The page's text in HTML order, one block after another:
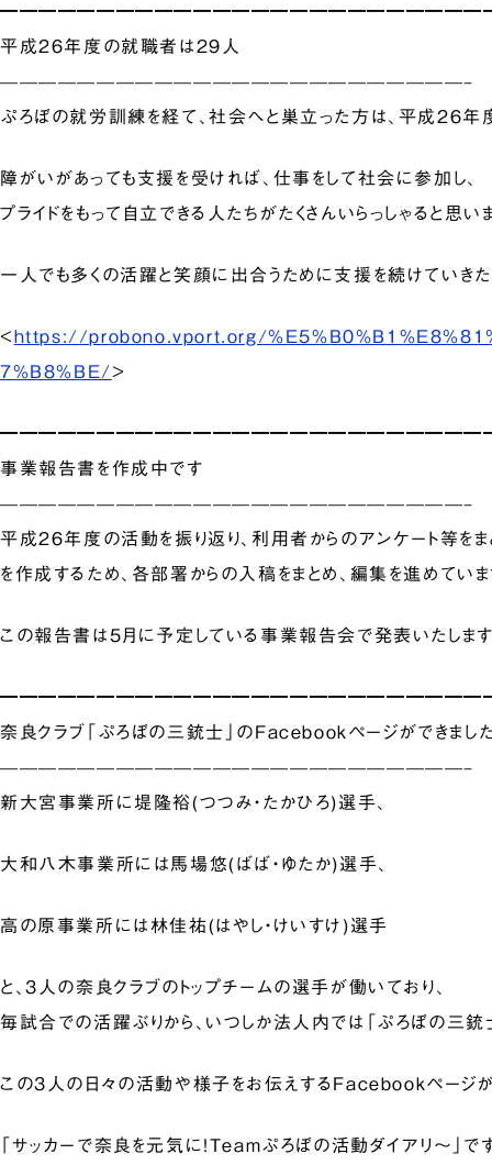
平成26年度の就職者は29人
————————————————————————–
ぷろぼの就労訓練を経て、社会へと巣立った方は、平成26年
障がいがあっても支援を受ければ、仕事をして社会に参加し、
プライドをもって自立できる人たちがたくさんいらっしゃると思い
一人でも多くの活躍と笑顔に出合うために支援を続けていきた
<https://probono.vport.org/
7%B8%BE/>
事業報告書を作成中です
————————————————————————–
平成26年度の活動を振り返り、利用者からのアンケート等を
を作成するため、各部署からの入稿をまとめ、編集を進めていま
この報告書は5月に予定している事業報告会で発表いたします
奈良クラブ「ぷろぼの三銃士」のFacebookページができまし
————————————————————————–
新大宮事業所に堤隆裕(つつみ・たかひろ)選手、
大和八木事業所には馬場悠(ばば・ゆたか)選手、
高の原事業所には林佳祐(はやし・けいすけ)選手
と、3人の奈良クラブのトップチームの選手が働いており、
毎試合での活躍ぶりから、いつしか法人内では「ぷろぼの三銃
この3人の日々の活動や様子をお伝えするFacebookページが
「サッカーで奈良を元気に！Teamぷろぼの活動ダイアリ～」で